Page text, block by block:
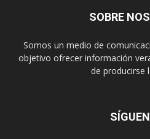
SOBRE
Somos un medio de
objetivo ofrecer información
de producirse